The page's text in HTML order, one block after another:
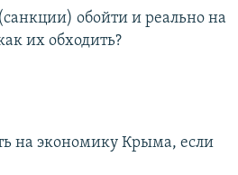
обойти и реально на
их обходить?
на экономику Крыма, если